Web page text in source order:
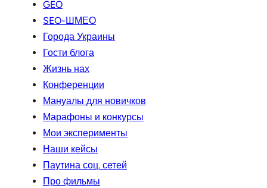
GEO
SEO-ШМЕО
Города Украины
Гости блога
Жизнь нах
Конференции
Мануалы для новичков
Марафоны и конкурсы
Мои эксперименты
Наши кейсы
Паутина соц. сетей
Про фильмы